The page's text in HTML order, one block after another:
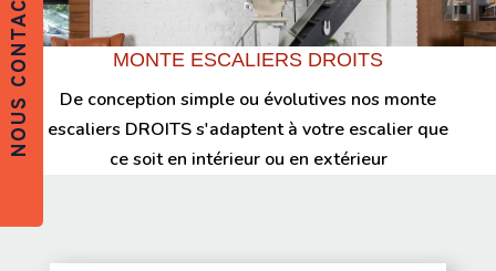
MONTE ESCALIERS DROITS
De conception simple ou évolutives nos monte
escaliers DROITS s'adaptent à votre escalier que
ce soit en intérieur ou en extérieur
NOUS CONTACTER